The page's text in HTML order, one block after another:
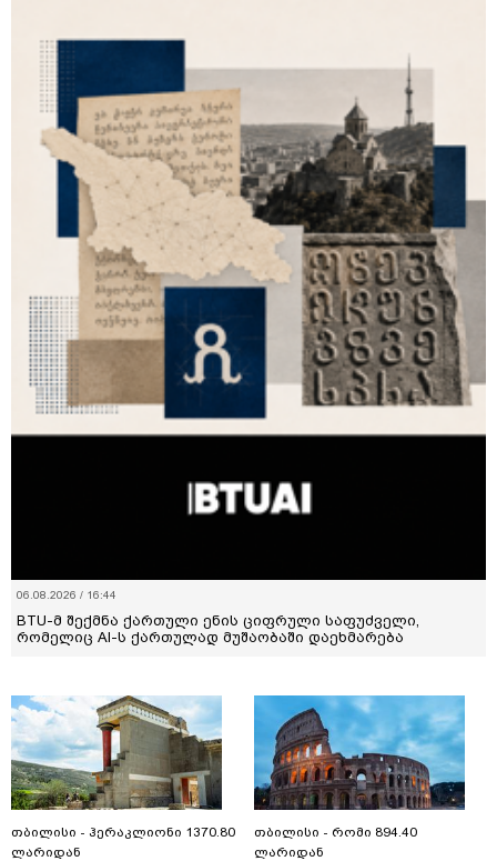
06.08.2026 / 16:44
BTU-მ შექმნა ქართული ენის ციფრული საფუძველი,
რომელიც AI-ს ქართულად მუშაობაში დაეხმარება
თბილისი - ჰერაკლიონი 1370.80
ლარიდან
თბილისი - რომი 894.40
ლარიდან